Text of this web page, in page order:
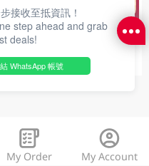
原箱RED TRACTOR
500GM
$234.00
My Order My Account
接收至抵資訊！
step ahead and grab
deals!
WhatsApp 帳號